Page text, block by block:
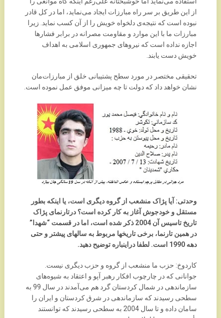
از این طریق بر سر راه مبارزات ایجاد می‌نماید، اما در کل قادر
نبوده است که نتیجه‌ی دلخواه خویش را از آن کسب نماید. زیرا
مبارزات ما با این موارد و مقاومت مصرانه در برابر فشارها
اجازه نداده است که نیروهای جمهوری اسلامی به اهداف
خویش دست یابند.
تحقیقی مختصر در مورد سطح پشتیبانی خلق از مبارزات‌مان
نشان خواهد داد که دولت تا چه میزانی موفق عمل نموده است.
وحدتی: آیا پژاک منشعب از گروه دیگری است، یا اینکه بطور
مستقل و خودجوش آغاز به کار کرده است؟ درتارنمای پژاک
تاریخ تاسیس آن 2004 ذکر شده است، اما در قسمت “شهدا”
در همین تارنما، برخی تاریخها مربوط به سالهای پیشتر و حتی
دهه 1990 است. لطفا دراینباره توضیح دهید.
کاردوخ: حزب ما منشعب از گروه و حزب دیگری نیست.
جوانانی که در چارچوب افکار رهبر آپو و اعتقاد به شیوه‌های
سازماندهی در شمال کردستان گرد هم می‌آمدند در سال 99 به
سطحی رسیدند که سازماندهی در شرق کردستان و ایران را
سامان داده و تا سال 2004 به سطحی رسیدند که توانستند